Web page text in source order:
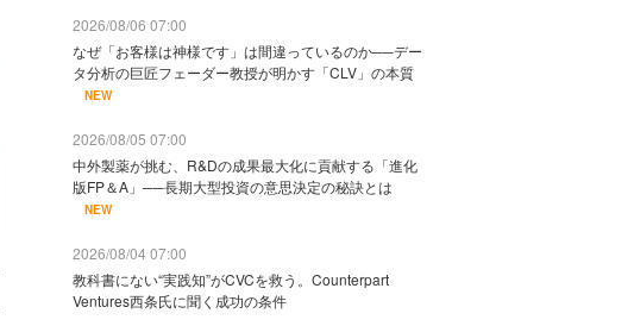
2026/08/06 07:00
なぜ「お客様は神様です」は間違っているのか──デー
タ分析の巨匠フェーダー教授が明かす「CLV」の本質
NEW
2026/08/05 07:00
中外製薬が挑む、R&Dの成果最大化に貢献する「進化
版FP＆A」──長期大型投資の意思決定の秘訣とは
NEW
2026/08/04 07:00
教科書にない“実践知”がCVCを救う。Counterpart
Ventures西条氏に聞く成功の条件